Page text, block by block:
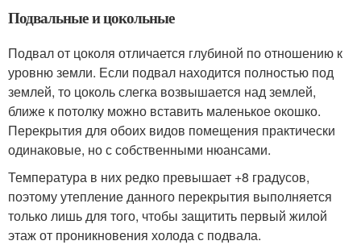
Подвальные и цокольные
Подвал от цоколя отличается глубиной по отношению к
уровню земли. Если подвал находится полностью под
землей, то цоколь слегка возвышается над землей,
ближе к потолку можно вставить маленькое окошко.
Перекрытия для обоих видов помещения практически
одинаковые, но с собственными нюансами.
Температура в них редко превышает +8 градусов,
поэтому утепление данного перекрытия выполняется
только лишь для того, чтобы защитить первый жилой
этаж от проникновения холода с подвала.